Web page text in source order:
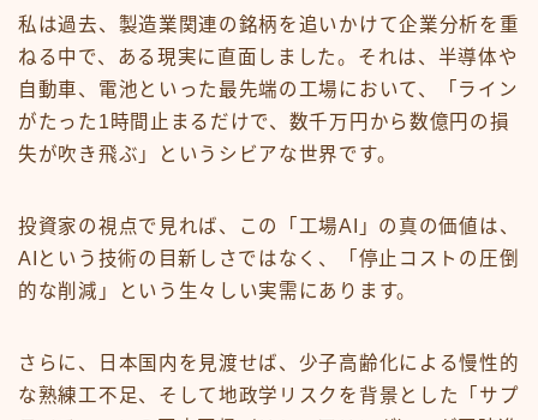
私は過去、製造業関連の銘柄を追いかけて企業分析を重
ねる中で、ある現実に直面しました。それは、半導体や
自動車、電池といった最先端の工場において、「ライン
がたった1時間止まるだけで、数千万円から数億円の損
失が吹き飛ぶ」というシビアな世界です。
投資家の視点で見れば、この「工場AI」の真の価値は、
AIという技術の目新しさではなく、「停止コストの圧倒
的な削減」という生々しい実需にあります。
さらに、日本国内を見渡せば、少子高齢化による慢性的
な熟練工不足、そして地政学リスクを背景とした「サプ